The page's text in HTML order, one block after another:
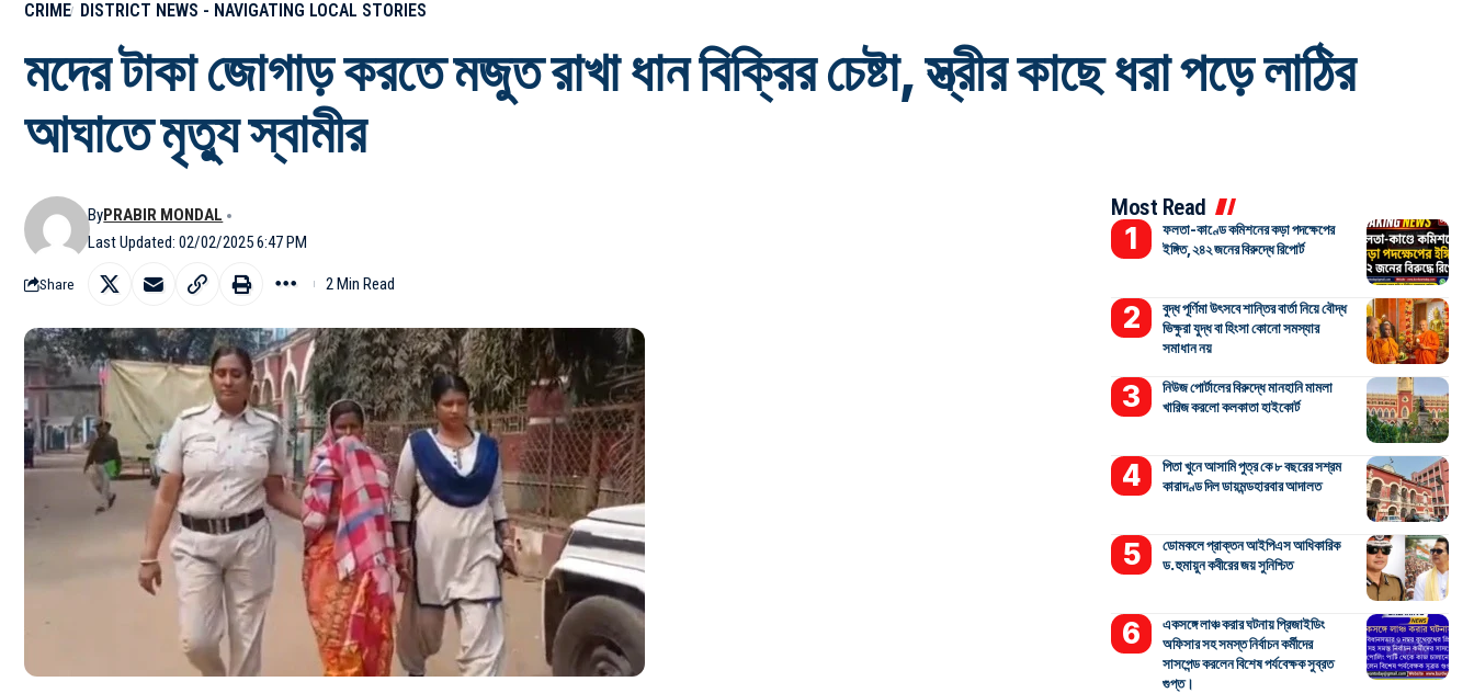
CRIME DISTRICT NEWS - NAVIGATING LOCAL STORIES
মদের টাকা জোগাড় করতে মজুত রাখা ধান বিক্রির চেষ্টা, স্ত্রীর কাছে ধরা পড়ে লাঠির
আঘাতে মৃত্যু স্বামীর
Last Updated: 02/02/2025 6:47 PM
ByPRABIR MONDAL
Share 2 Min Read
Most Read
ফলতা-কাণ্ডে কমিশনের কড়া পদক্ষেপের
ইঙ্গিত, ২৪২ জনের বিরুদ্ধে রিপোর্ট
বুদ্ধ পূর্ণিমা উৎসবে শান্তির বার্তা নিয়ে বৌদ্ধ
ভিক্ষুরা যুদ্ধ বা হিংসা কোনো সমস্যার
সমাধান নয়
নিউজ পোর্টালের বিরুদ্ধে মানহানি মামলা
খারিজ করলো কলকাতা হাইকোর্ট
পিতা খুনে আসামি পুত্র কে ৮ বছরের সশ্রম
কারাদণ্ড দিল ডায়মন্ডহারবার আদালত
ডোমকলে প্রাক্তন আইপিএস আধিকারিক
ড. হুমায়ুন কবীরের জয় সুনিশ্চিত
একসঙ্গে লাঞ্চ করার ঘটনায় প্রিজাইডিং
অফিসার সহ সমস্ত নির্বাচন কর্মীদের
সাসপেন্ড করলেন বিশেষ পর্যবেক্ষক সুব্রত
গুপ্ত।